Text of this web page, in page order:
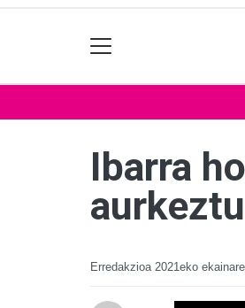
Ibarra
Erredakzioa 2021eko